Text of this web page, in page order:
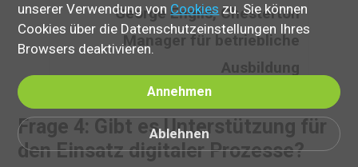
George Englis, Chesterton
Manager für betriebliche
Ausbildung
Frage 4: Gibt es Unterstützung für
den Einsatz digitaler Prozesse?
unserer Verwendung von Cookies zu. Sie können
Cookies über die Datenschutzeinstellungen Ihres
Browsers deaktivieren.
Annehmen
Ablehnen